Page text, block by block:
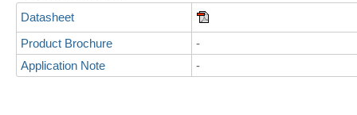
Datasheet
Product Brochure
-
Application Note
-